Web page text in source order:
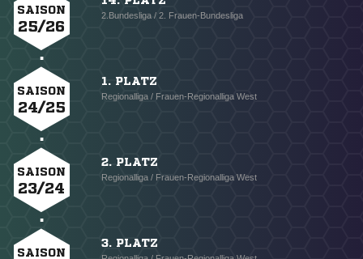
SAISON
25/26
2.Bundesliga / 2. Frauen-Bundesliga
SAISON
24/25
1. PLATZ
Regionalliga / Frauen-Regionalliga West
SAISON
23/24
2. PLATZ
Regionalliga / Frauen-Regionalliga West
SAISON
3. PLATZ